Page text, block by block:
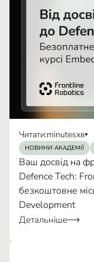
Читати:minutesхв
НОВИНИ АКАДЕМІЇ
Ваш досвід на
Defence Tech:
безкоштовне
Development
Детальніше